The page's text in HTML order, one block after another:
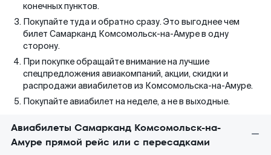
конечных пунктов.
Покупайте туда и обратно сразу. Это выгоднее чем
билет Самарканд Комсомольск-на-Амуре в одну
сторону.
При покупке обращайте внимание на лучшие
спецпредложения авиакомпаний, акции, скидки и
распродажи авиабилетов из Комсомольска-на-Амуре.
Покупайте авиабилет на неделе, а не в выходные.
Авиабилеты Самарканд Комсомольск-на-
Амуре прямой рейс или с пересадками